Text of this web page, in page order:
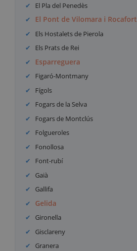
El Pla del Penedès
El Pont de Vilomara i Rocafort
Els Hostalets de Pierola
Els Prats de Rei
Esparreguera
Figaró-Montmany
Fígols
Fogars de la Selva
Fogars de Montclús
Folgueroles
Fonollosa
Font-rubí
Gaià
Gallifa
Gelida
Gironella
Gisclareny
Granera